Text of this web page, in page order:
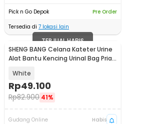
Pick n Go Depok
Pre Order
Tersedia di 7 lokasi lain
TERJUAL HABIS
SHENG BANG Celana Kateter Urine
Alat Bantu Kencing Urinal Bag Pria
White
Rp49.100
Rp82.900 41%
Gudang Online
Habis